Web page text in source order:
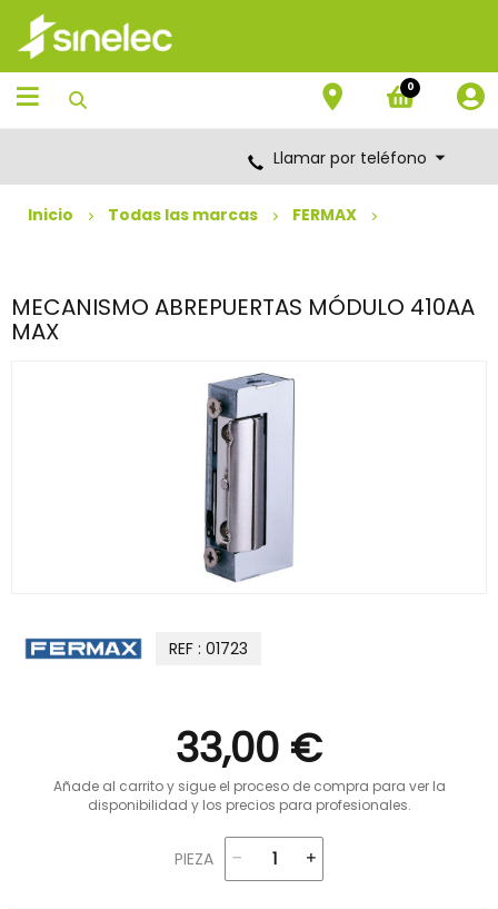
Saltar
contenido
Saltar
menú
de
navegación
0
Llamar por teléfono
Inicio Todas las marcas FERMAX
MECANISMO ABREPUERTAS MÓDULO 410AA
MAX
REF : 01723
33,00 €
Añade al carrito y sigue el proceso de compra para ver la
disponibilidad y los precios para profesionales.
PIEZA